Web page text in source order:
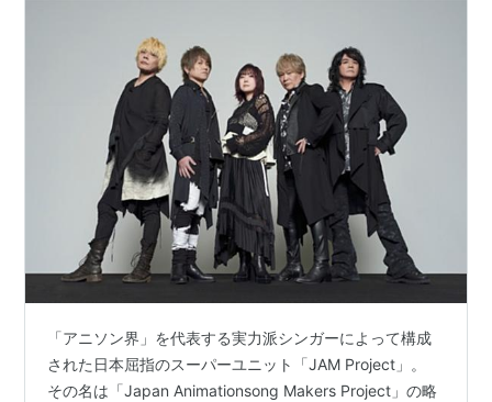
「アニソン界」を代表する実力派シンガーによって構成
された日本屈指のスーパーユニット「JAM Project」。
その名は「Japan Animationsong Makers Project」の略